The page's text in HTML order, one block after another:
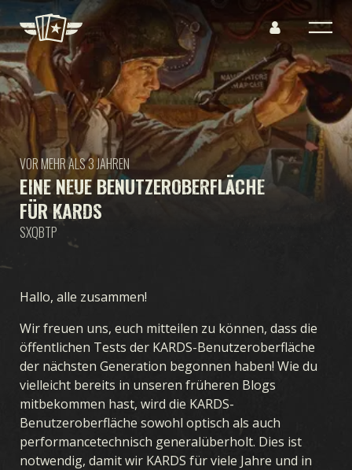
EINE NEUE BENUTZEROBERFLÄCHE
FÜR KARDS
VOR MEHR ALS 3 JAHREN
SXQBTP
Hallo, alle zusammen!
Wir freuen uns, euch mitteilen zu können, dass die
öffentlichen Tests der KARDS-Benutzeroberfläche
der nächsten Generation begonnen haben! Wie du
vielleicht bereits in unseren früheren Blogs
mitbekommen hast, wird die KARDS-
Benutzeroberfläche sowohl optisch als auch
performancetechnisch generalüberholt. Dies ist
notwendig, damit wir KARDS für viele Jahre und in